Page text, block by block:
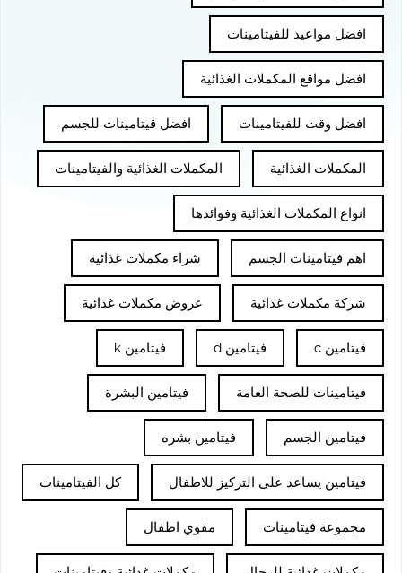
افضل مواعيد للفيتامينات
افضل مواقع المكملات الغذائية
افضل وقت للفيتامينات افضل ڤيتامينات للجسم
المكملات الغذائية المكملات الغذائية والفيتامينات
انواع المكملات الغذائية وفوائدها
اهم فيتامينات الجسم شراء مكملات غذائية
شركة مكملات غذائية عروض مكملات غذائية
فيتامين c فيتامين d فيتامين k
فيتامينات للصحة العامة فيتامين البشرة
فيتامين الجسم فيتامين بشره
فيتامين يساعد على التركيز للاطفال كل الفيتامينات
مجموعة فيتامينات مقوي اطفال